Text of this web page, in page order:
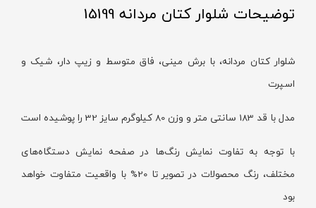
توضیحات شلوار کتان مردانه 15199
شلوار کتان مردانه، با برش مینی، فاق متوسط و زیپ دار، شیک و
اسپرت
مدل با قد 183 سانتی متر و وزن 80 کیلوگرم سایز 32 را پوشیده است
با توجه به تفاوت نمایش رنگ‌ها در صفحه نمایش دستگاه‌های
مختلف، رنگ محصولات در تصویر تا 20% با واقعیت متفاوت خواهد
بود